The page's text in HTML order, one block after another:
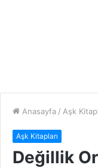
Anasayfa / Aşk
Aşk Kitapları
Değillik